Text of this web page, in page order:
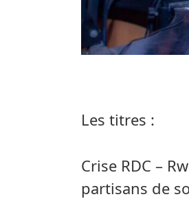
Les titres :
Crise RDC –
partisans de